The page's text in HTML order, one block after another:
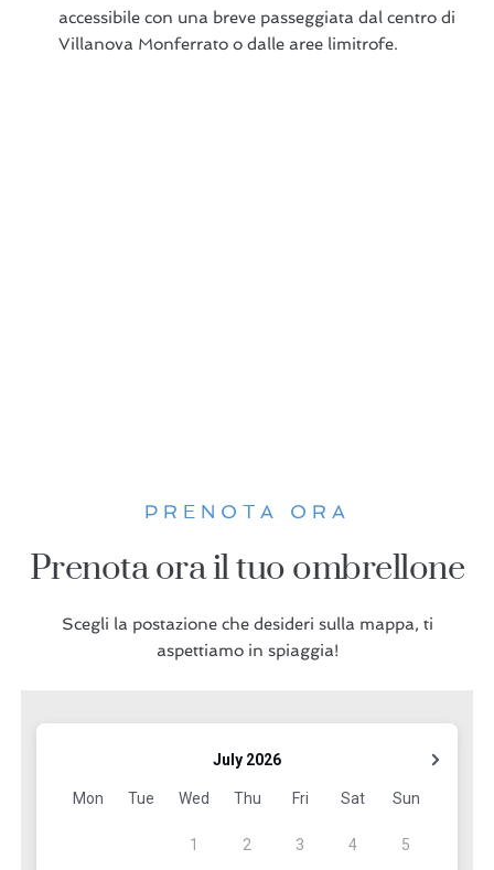
accessibile con una breve passeggiata dal centro di
Villanova Monferrato o dalle aree limitrofe.
PRENOTA ORA
Prenota ora il tuo ombrellone
Scegli la postazione che desideri sulla mappa, ti
aspettiamo in spiaggia!